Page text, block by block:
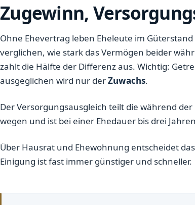
Zugewinn,
Ohne Ehevertrag leben Eheleute im
verglichen, wie stark das Vermögen beider
zahlt die Hälfte der Differenz aus. Wichtig:
ausgeglichen wird nur derZuwachs.
Der Versorgungsausgleich teilt die während
wegen und ist bei einer Ehedauer bis drei
Über Hausrat und Ehewohnung entscheidet
Einigung ist fast immer günstiger und schneller.